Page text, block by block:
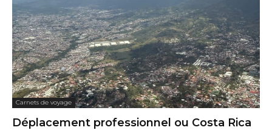
Carnets de voyage
Déplacement professionnel ou Costa Rica